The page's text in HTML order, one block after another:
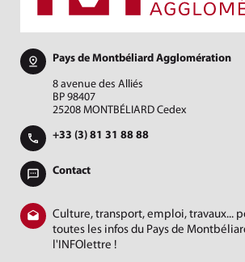
Pays de Montbéliard Agglomération
8 avenue des Alliés
BP 98407
25208 MONTBÉLIARD Cedex
+33 (3) 81 31 88 88
Contact
Culture, transport, emploi, travaux...
toutes les infos du Pays de
l'INFOlettre !